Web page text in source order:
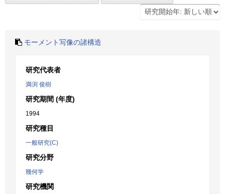
モーメント写像の諸構造
研究代表者
満渕 俊樹
研究期間 (年度)
1994
研究種目
一般研究(C)
研究分野
幾何学
研究機関